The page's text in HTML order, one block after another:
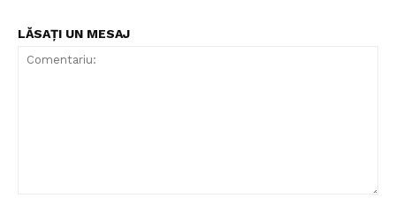
FREEDOM HOUSE ROMÂNIA
LĂSAȚI UN MESAJ